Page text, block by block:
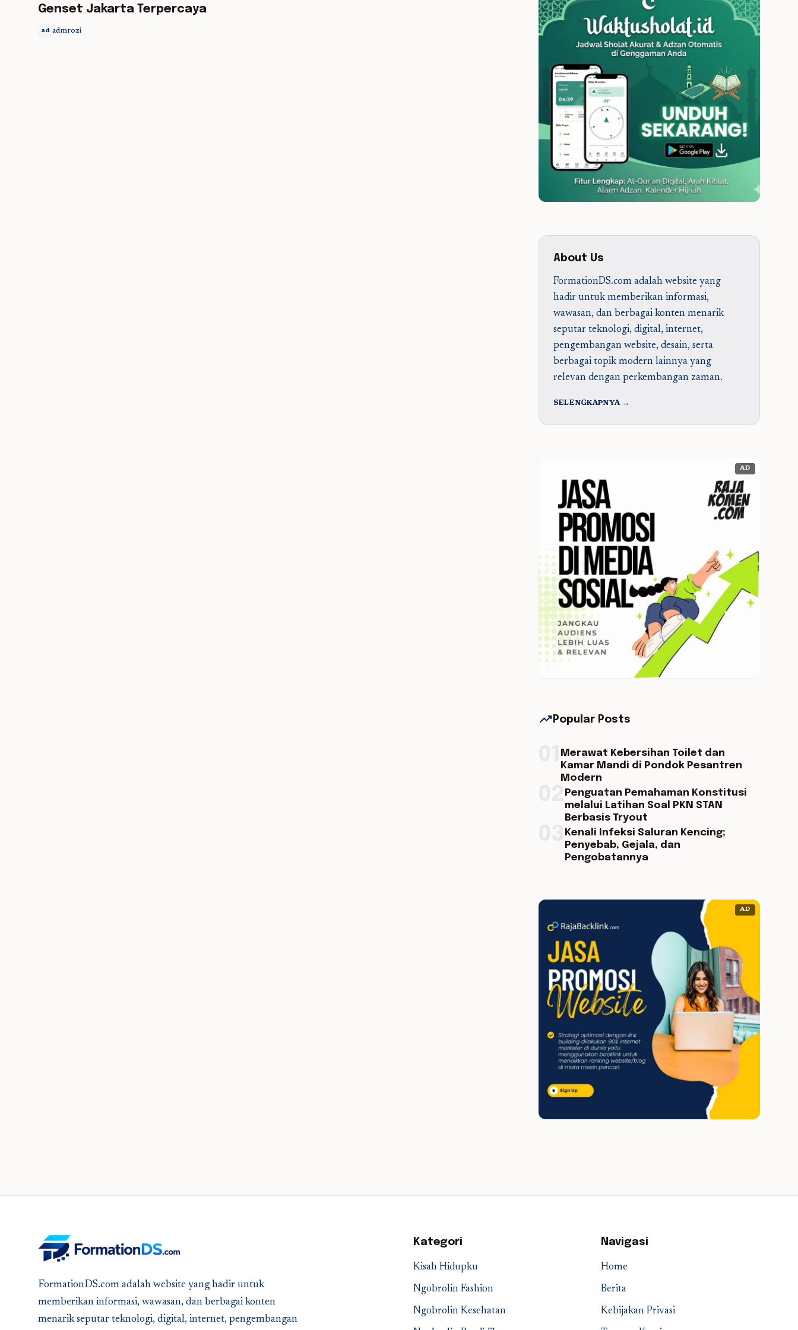
Genset Jakarta Terpercaya
ad admrozi
About Us
FormationDS.com adalah website yang
hadir untuk memberikan informasi,
wawasan, dan berbagai konten menarik
seputar teknologi, digital, internet,
pengembangan website, desain, serta
berbagai topik modern lainnya yang
relevan dengan perkembangan zaman.
SELENGKAPNYA →
AD
trending_up Popular Posts
Merawat Kebersihan Toilet dan
Kamar Mandi di Pondok Pesantren
Modern
Penguatan Pemahaman Konstitusi
melalui Latihan Soal PKN STAN
Berbasis Tryout
Kenali Infeksi Saluran Kencing;
Penyebab, Gejala, dan
Pengobatannya
AD
FormationDS.com adalah website yang hadir untuk
memberikan informasi, wawasan, dan berbagai konten
menarik seputar teknologi, digital, internet, pengembangan
Kategori
Kisah Hidupku
Ngobrolin Fashion
Ngobrolin Kesehatan
Navigasi
Home
Berita
Kebijakan Privasi